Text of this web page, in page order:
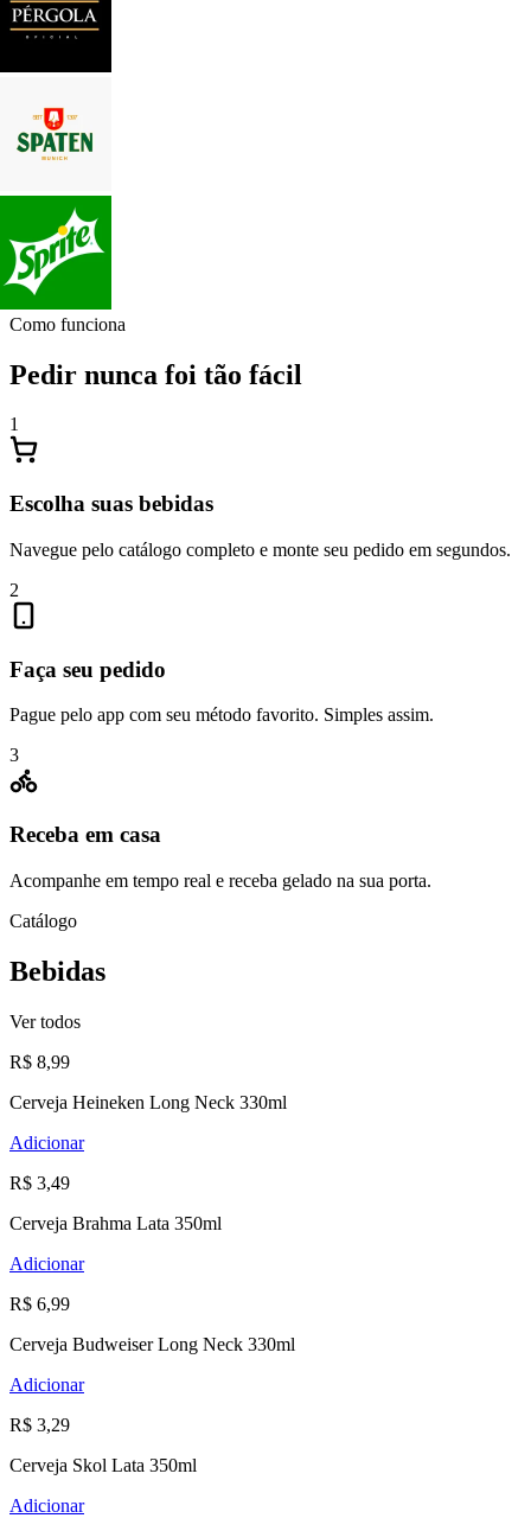
Como funciona
Pedir nunca foi tão fácil
1
Escolha suas bebidas
Navegue pelo catálogo completo e monte seu pedido em segundos.
2
Faça seu pedido
Pague pelo app com seu método favorito. Simples assim.
3
Receba em casa
Acompanhe em tempo real e receba gelado na sua porta.
Catálogo
Bebidas
Ver todos
R$ 8,99
Cerveja Heineken Long Neck 330ml
Adicionar
R$ 3,49
Cerveja Brahma Lata 350ml
Adicionar
R$ 6,99
Cerveja Budweiser Long Neck 330ml
Adicionar
R$ 3,29
Cerveja Skol Lata 350ml
Adicionar